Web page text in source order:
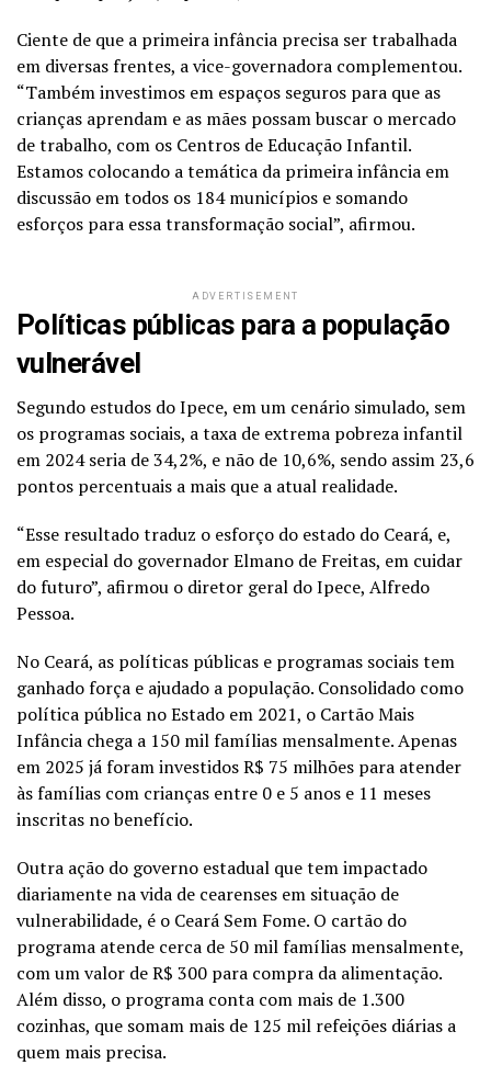
Ciente de que a primeira infância precisa ser trabalhada
em diversas frentes, a vice-governadora complementou.
“Também investimos em espaços seguros para que as
crianças aprendam e as mães possam buscar o mercado
de trabalho, com os Centros de Educação Infantil.
Estamos colocando a temática da primeira infância em
discussão em todos os 184 municípios e somando
esforços para essa transformação social”, afirmou.
ADVERTISEMENT
Políticas públicas para a população
vulnerável
Segundo estudos do Ipece, em um cenário simulado, sem
os programas sociais, a taxa de extrema pobreza infantil
em 2024 seria de 34,2%, e não de 10,6%, sendo assim 23,6
pontos percentuais a mais que a atual realidade.
“Esse resultado traduz o esforço do estado do Ceará, e,
em especial do governador Elmano de Freitas, em cuidar
do futuro”, afirmou o diretor geral do Ipece, Alfredo
Pessoa.
No Ceará, as políticas públicas e programas sociais tem
ganhado força e ajudado a população. Consolidado como
política pública no Estado em 2021, o Cartão Mais
Infância chega a 150 mil famílias mensalmente. Apenas
em 2025 já foram investidos R$ 75 milhões para atender
às famílias com crianças entre 0 e 5 anos e 11 meses
inscritas no benefício.
Outra ação do governo estadual que tem impactado
diariamente na vida de cearenses em situação de
vulnerabilidade, é o Ceará Sem Fome. O cartão do
programa atende cerca de 50 mil famílias mensalmente,
com um valor de R$ 300 para compra da alimentação.
Além disso, o programa conta com mais de 1.300
cozinhas, que somam mais de 125 mil refeições diárias a
quem mais precisa.